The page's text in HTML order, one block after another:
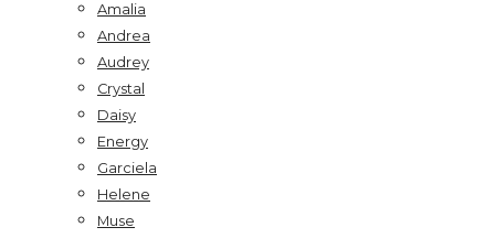
Amalia
Andrea
Audrey
Crystal
Daisy
Energy
Garciela
Helene
Muse